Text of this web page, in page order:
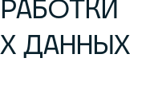
ДАННЫХ